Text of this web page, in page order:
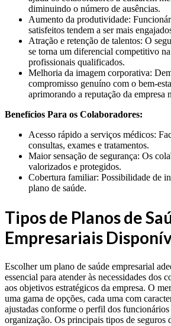
diminuindo o número de ausências.
Aumento da produtividade:
satisfeitos tendem a ser mais
Atração e retenção de talentos: O
se torna um diferencial competitivo
profissionais qualificados.
Melhoria da imagem corporativa:
compromisso genuíno com o bem-
aprimorando a reputação da empresa
Benefícios Para os Colaboradores:
Acesso rápido a serviços médicos:
consultas, exames e tratamentos.
Maior sensação de segurança: Os
valorizados e protegidos.
Cobertura familiar: Possibilidade de
plano de saúde.
Tipos de Planos de
Empresariais
Escolher um plano de saúde empresarial
essencial para atender às necessidades dos
aos objetivos estratégicos da empresa. O
uma gama de opções, cada uma com
ajustadas conforme o perfil dos funcionários
organização. Os principais tipos de seguros